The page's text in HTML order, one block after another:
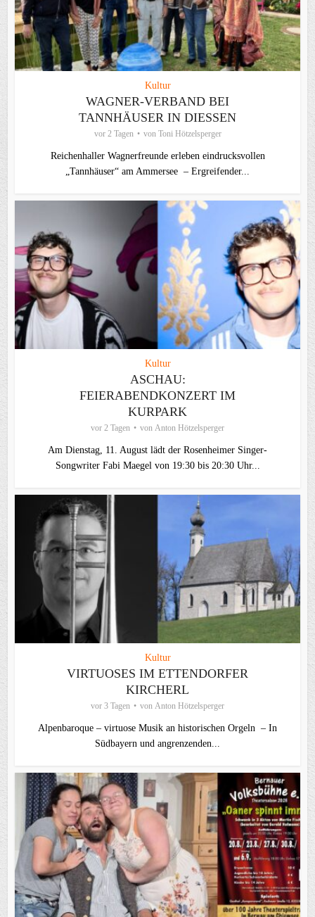
Kultur
WAGNER-VERBAND BEI
TANNHÄUSER IN DIESSEN
vor 2 Tagen von Toni Hötzelsperger
Reichenhaller Wagnerfreunde erleben eindrucksvollen
„Tannhäuser“ am Ammersee – Ergreifender...
Kultur
ASCHAU:
FEIERABENDKONZERT IM
KURPARK
vor 2 Tagen von Anton Hötzelsperger
Am Dienstag, 11. August lädt der Rosenheimer Singer-
Songwriter Fabi Maegel von 19:30 bis 20:30 Uhr...
Kultur
VIRTUOSES IM ETTENDORFER
KIRCHERL
vor 3 Tagen von Anton Hötzelsperger
Alpenbaroque – virtuose Musik an historischen Orgeln – In
Südbayern und angrenzenden...